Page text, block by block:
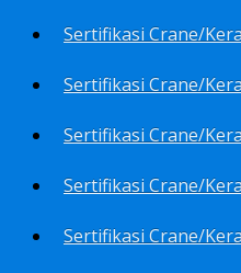
Sertifikasi Crane/
Sertifikasi Crane/
Sertifikasi Crane/
Sertifikasi Crane/